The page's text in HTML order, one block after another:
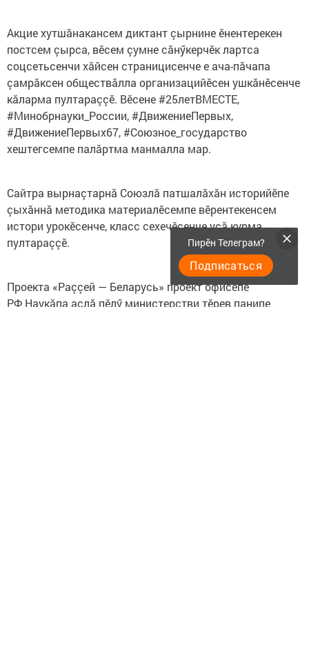
Акцие хутшăнакансем диктант çырнине ӗнентерекен
постсем çырса, вӗсем çумне сăнӳкерчӗк лартса
соцсетьсенчи хăйсен страницисенче е ача-пăчапа
çамрăксен обществăлла организацийӗсен ушкăнӗсенче
кăларма пултараççӗ. Вӗсене #25летВМЕСТЕ,
#Минобрнауки_России, #ДвижениеПервых,
#ДвижениеПервых67, #Союзное_государство
хештегсемпе палăртма манмалла мар.
Сайтра вырнаçтарнă Союзлă патшалăхăн историйӗпе
çыхăннă методика материалӗсемпе вӗрентекенсем
истори урокӗсенче, класс сехечӗсенче усă курма
пултараççӗ.
Проекта «Раççей — Беларусь» проект офисӗпе
РФ Наукăпа аслă пӗлӳ министерстви тӗрев панипе
Пирӗн Телеграм?
Подписаться